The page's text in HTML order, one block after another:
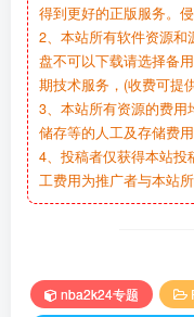
得到更好的正版服务。
2、本站所有软件资源和
盘不可以下载请选择备
期技术服务，(收费可提
3、本站所有资源的费用
储存等的人工及存储费
4、投稿者仅获得本站投
工费用为推广者与本站所
nba2k24专题